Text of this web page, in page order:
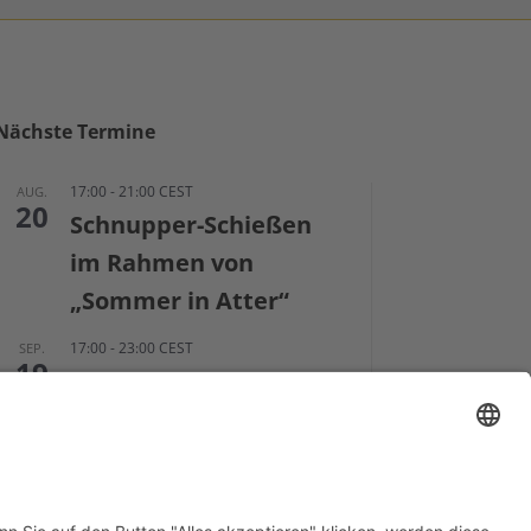
Termine
AUG.
20
17:00 -21:00 CEST
Schnupper-Schießen
im Rahmen von
„Sommer in Atter“
SEP.
19
17:00 -23:00 CEST
Adlerschießen,